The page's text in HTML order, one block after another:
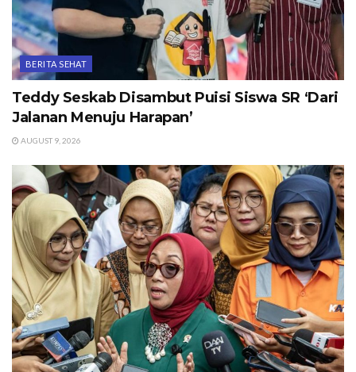
BERITA SEHAT
Teddy Seskab Disambut Puisi Siswa SR ‘Dari
Jalanan Menuju Harapan’
AUGUST 9, 2026